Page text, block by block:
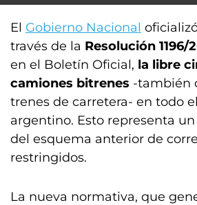
El Gobierno Nacional
través de la Resolución 1196/
en el Boletín Oficial, la libre
camiones bitrenes -también
trenes de carretera- en todo
argentino. Esto representa
del esquema anterior de
restringidos.
La nueva normativa, que